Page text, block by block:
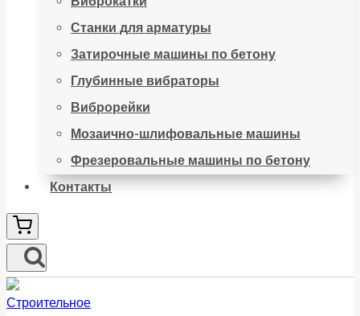
Станки для арматуры
Затирочные машины по бетону
Глубинные вибраторы
Виброрейки
Мозаично-шлифовальные машины
Фрезеровальные машины по бетону
Контакты